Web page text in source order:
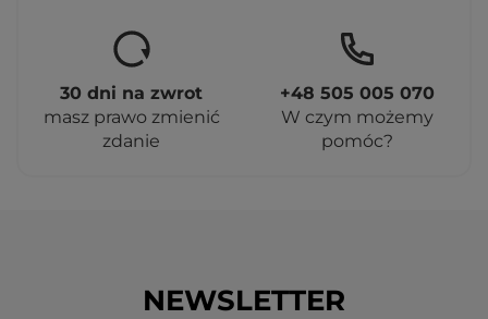
30 dni na zwrot
masz prawo zmienić
zdanie
+48 505 005 070
W czym możemy
pomóc?
NEWSLETTER